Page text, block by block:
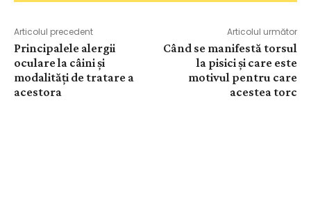
Articolul precedent
Principalele alergii
oculare la câini și
modalități de tratare a
acestora
Articolul următor
Când se manifestă torsul
la pisici și care este
motivul pentru care
acestea torc